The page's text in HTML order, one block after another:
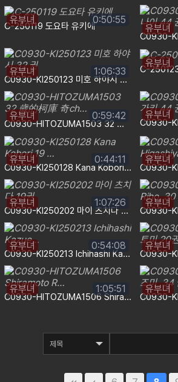
C-250119 도요타 유키에
유부녀 0:50:55
유부녀
C0930-KI250123 미호 하야시 32 권
유부녀 1:06:33 C-
유부녀
C0930-HITOZUMA1503 32 歲的柯庫 奇ch…
유부녀 0:59:42 유부녀
C0930-KI250128 Kana Kobori 19 …
유부녀 0:44:11 유부녀
C0930-KI250202 마이 츠치다 19권
유부녀 1:07:26 유부녀
C0930-KI250213 Ichihashi Kazue…
유부녀 0:54:08 유부녀
C0930-HITOZUMA1506 Shiramoto R…
유부녀 1:05:51 유부녀